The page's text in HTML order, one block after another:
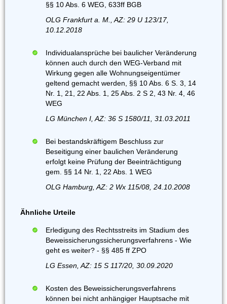
§§ 10 Abs. 6 WEG, 633ff BGB
OLG Frankfurt a. M., AZ: 29 U 123/17,
10.12.2018
Individualansprüche bei baulicher Veränderung
können auch durch den WEG-Verband mit
Wirkung gegen alle Wohnungseigentümer
geltend gemacht werden, §§ 10 Abs. 6 S. 3, 14
Nr. 1, 21, 22 Abs. 1, 25 Abs. 2 S 2, 43 Nr. 4, 46
WEG
LG München I, AZ: 36 S 1580/11, 31.03.2011
Bei bestandskräftigem Beschluss zur
Beseitigung einer baulichen Veränderung
erfolgt keine Prüfung der Beeinträchtigung
gem. §§ 14 Nr. 1, 22 Abs. 1 WEG
OLG Hamburg, AZ: 2 Wx 115/08, 24.10.2008
Ähnliche Urteile
Erledigung des Rechtsstreits im Stadium des
Beweissicherungssicherungsverfahrens - Wie
geht es weiter? - §§ 485 ff ZPO
LG Essen, AZ: 15 S 117/20, 30.09.2020
Kosten des Beweissicherungsverfahrens
können bei nicht anhängiger Hauptsache mit